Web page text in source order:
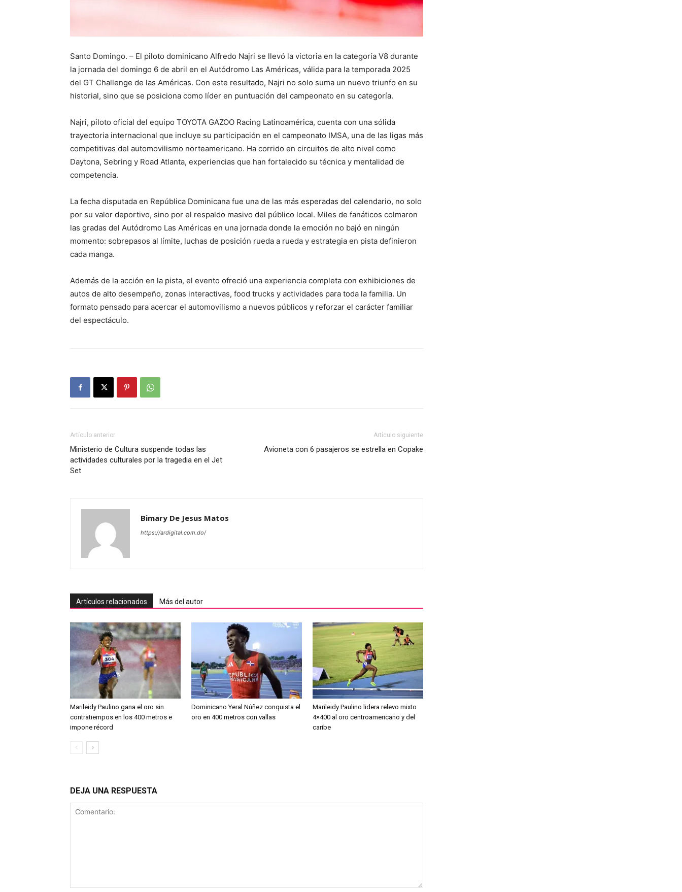
Santo Domingo. – El piloto dominicano Alfredo Najri se llevó la victoria en la categoría V8 durante
la jornada del domingo 6 de abril en el Autódromo Las Américas, válida para la temporada 2025
del GT Challenge de las Américas. Con este resultado, Najri no solo suma un nuevo triunfo en su
historial, sino que se posiciona como líder en puntuación del campeonato en su categoría.
Najri, piloto oficial del equipo TOYOTA GAZOO Racing Latinoamérica, cuenta con una sólida
trayectoria internacional que incluye su participación en el campeonato IMSA, una de las ligas más
competitivas del automovilismo norteamericano. Ha corrido en circuitos de alto nivel como
Daytona, Sebring y Road Atlanta, experiencias que han fortalecido su técnica y mentalidad de
competencia.
La fecha disputada en República Dominicana fue una de las más esperadas del calendario, no solo
por su valor deportivo, sino por el respaldo masivo del público local. Miles de fanáticos colmaron
las gradas del Autódromo Las Américas en una jornada donde la emoción no bajó en ningún
momento: sobrepasos al límite, luchas de posición rueda a rueda y estrategia en pista definieron
cada manga.
Además de la acción en la pista, el evento ofreció una experiencia completa con exhibiciones de
autos de alto desempeño, zonas interactivas, food trucks y actividades para toda la familia. Un
formato pensado para acercar el automovilismo a nuevos públicos y reforzar el carácter familiar
del espectáculo.
Artículo anterior
Ministerio de Cultura suspende todas las
actividades culturales por la tragedia en el Jet
Set
Artículo siguiente
Avioneta con 6 pasajeros se estrella en Copake
Bimary De Jesus Matos
https://ardigital.com.do/
Artículos relacionados Más del autor
Marileidy Paulino gana el oro sin
contratiempos en los 400 metros e
impone récord
Dominicano Yeral Núñez conquista el
oro en 400 metros con vallas
Marileidy Paulino lidera relevo mixto
4×400 al oro centroamericano y del
caribe
DEJA UNA RESPUESTA